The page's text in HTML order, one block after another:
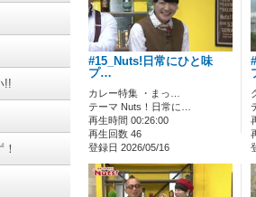
!!
#15_Nuts!日常にひと味
プ…
カレー特集 ・まっ…
テーマ Nuts！日常に…
再生時間 00:26:00
再生回数 46
登録日 2026/05/16